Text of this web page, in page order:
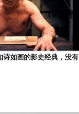
诗如画的影史经典，没有